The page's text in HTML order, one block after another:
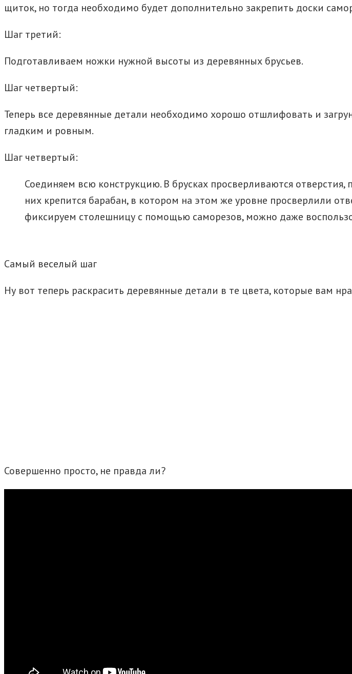
щиток, но тогда необходимо будет дополнительно закрепить доски
Шаг третий:
Подготавливаем ножки нужной высоты из деревянных брусьев.
Шаг четвертый:
Теперь все деревянные детали необходимо хорошо отшлифовать и
гладким и ровным.
Шаг четвертый:
Соединяем всю конструкцию. В брусках просверливаются
них крепится барабан, в котором на этом же уровне просверлили
фиксируем столешницу с помощью саморезов, можно даже
Самый веселый шаг
Ну вот теперь раскрасить деревянные детали в те цвета, которые вам
Совершенно просто, не правда ли?